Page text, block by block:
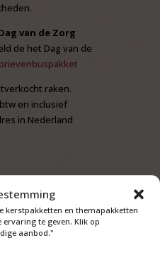
kerstpakketten en themapakketten
te geven. Klik op
aanbod."
van de Zorg
de het Dag van de
raken.
en inclusief
in Nederland